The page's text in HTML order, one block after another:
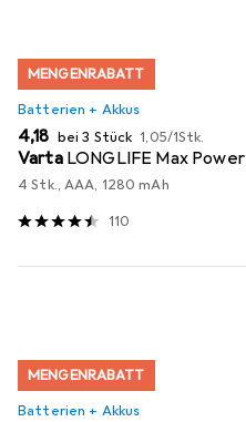
MENGENRABATT
Batterien + Akkus
EUR
4,18 bei 3 Stück EUR
1,05/1Stk.
Varta LONGLIFE Max Power
4 Stk., AAA, 1280 mAh
110
MENGENRABATT
Batterien + Akkus